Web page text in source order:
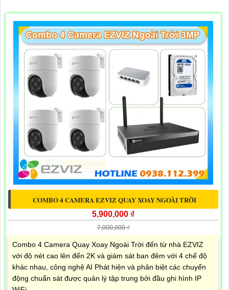
COMBO 4 CAMERA EZVIZ QUAY XOAY NGOÀI TRỜI
5,900,000 ₫
7,000,000 ₫
Combo 4 Camera Quay Xoay Ngoài Trời đến từ nhà EZVIZ
với độ nét cao lên đến 2K và giám sát ban đêm với 4 chế độ
khác nhau, công nghệ AI Phát hiện và phân biệt các chuyển
động chuẩn sát được quản lý tập trung bởi đầu ghi hình IP